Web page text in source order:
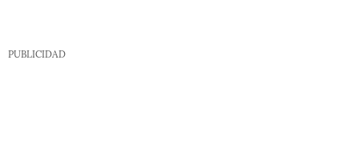
PUBLICIDAD